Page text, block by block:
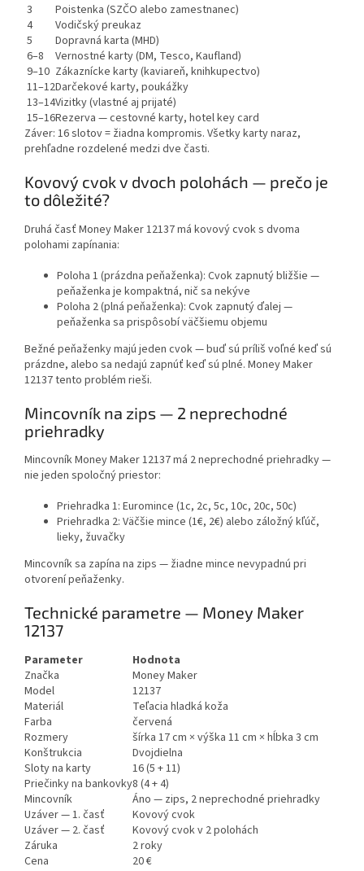
3
Poistenka (SZČO alebo zamestnanec)
4
Vodičský preukaz
5
Dopravná karta (MHD)
6–8
Vernostné karty (DM, Tesco, Kaufland)
9–10 Zákaznícke karty (kaviareň, knihkupectvo)
11–12Darčekové karty, poukážky
13–14Vizitky (vlastné aj prijaté)
15–16Rezerva — cestovné karty, hotel key card
Záver: 16 slotov = žiadna kompromis. Všetky karty naraz,
prehľadne rozdelené medzi dve časti.
Kovový cvok v dvoch polohách — prečo je
to dôležité?
Druhá časť Money Maker 12137 má kovový cvok s dvoma
polohami zapínania:
Poloha 1 (prázdna peňaženka): Cvok zapnutý bližšie —
peňaženka je kompaktná, nič sa nekýve
Poloha 2 (plná peňaženka): Cvok zapnutý ďalej —
peňaženka sa prispôsobí väčšiemu objemu
Bežné peňaženky majú jeden cvok — buď sú príliš voľné keď sú
prázdne, alebo sa nedajú zapnúť keď sú plné. Money Maker
12137 tento problém rieši.
Mincovník na zips — 2 neprechodné
priehradky
Mincovník Money Maker 12137 má 2 neprechodné priehradky—
nie jeden spoločný priestor:
Priehradka 1: Euromince (1c, 2c, 5c, 10c, 20c, 50c)
Priehradka 2: Väčšie mince (1€, 2€) alebo záložný kľúč,
lieky, žuvačky
Mincovník sa zapína na zips — žiadne mince nevypadnú pri
otvorení peňaženky.
Technické parametre — Money Maker
12137
Parameter
Hodnota
Značka
Money Maker
Model
12137
Materiál
Teľacia hladká koža
Farba
červená
Rozmery
šírka 17 cm × výška 11 cm × hĺbka 3 cm
Konštrukcia
Dvojdielna
Sloty na karty
16 (5 + 11)
Priečinky na bankovky8 (4 + 4)
Mincovník
Áno — zips, 2 neprechodné priehradky
Uzáver — 1. časť
Kovový cvok
Uzáver — 2. časť
Kovový cvok v 2 polohách
Záruka
2 roky
Cena
20 €